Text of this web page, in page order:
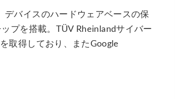
バイスのハードウェアベースの保
プを搭載。TÜV Rheinlandサイバー
取得しており、またGoogle